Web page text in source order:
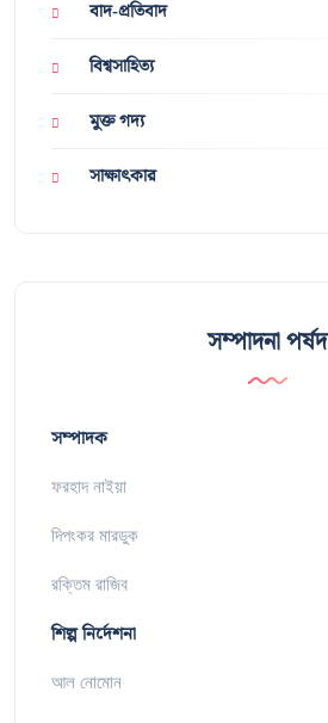
বাদ-প্রতিবাদ
বিশ্বসাহিত্য
মুক্ত গদ্য
সাক্ষাৎকার
সম্পাদনা পর্ষদ
সম্পাদক
ফরহাদ নাইয়া
দিপংকর মারডুক
রক্তিম রাজিব
শিল্প নির্দেশনা
আল নোমোন